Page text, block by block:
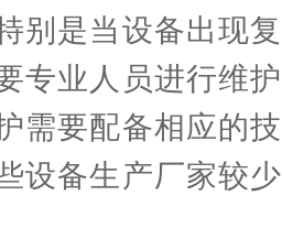
别是当设备出现
专业人员进行维
需要配备相应的
设备生产厂家较